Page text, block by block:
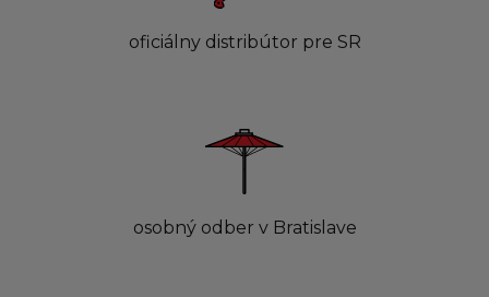
oficiálny distribútor pre SR
osobný odber v Bratislave